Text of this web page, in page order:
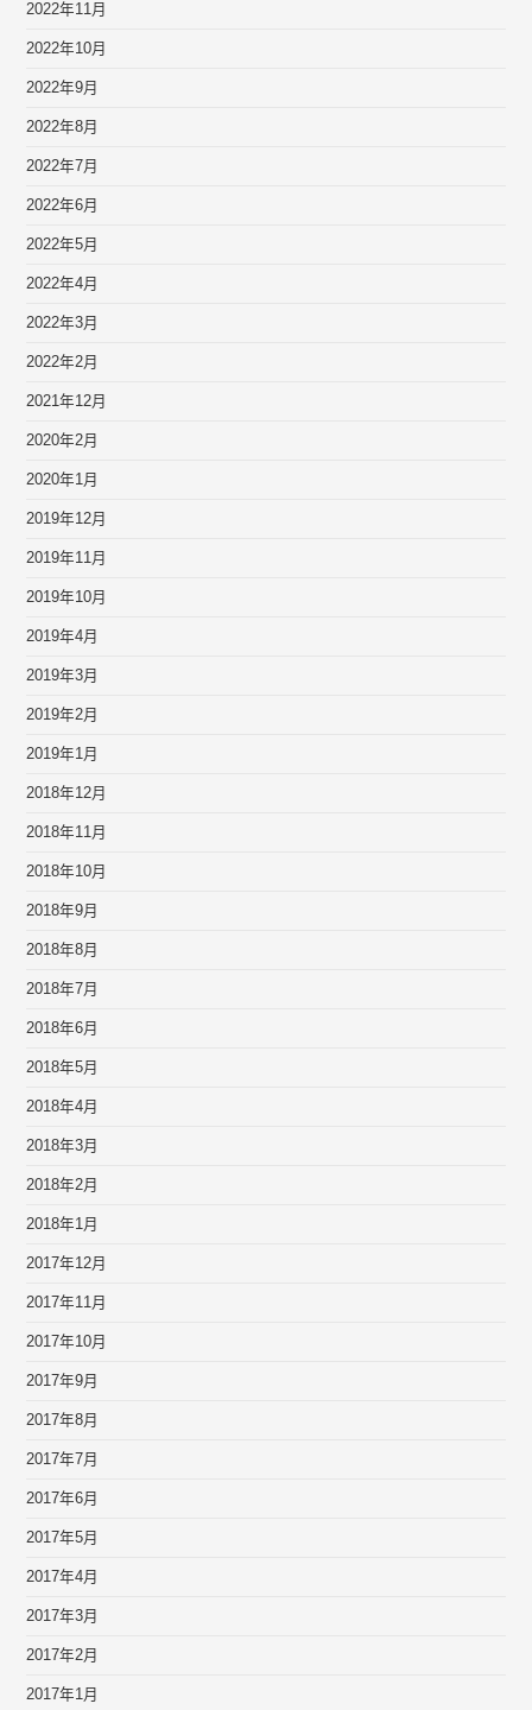
2022年11月
2022年10月
2022年9月
2022年8月
2022年7月
2022年6月
2022年5月
2022年4月
2022年3月
2022年2月
2021年12月
2020年2月
2020年1月
2019年12月
2019年11月
2019年10月
2019年4月
2019年3月
2019年2月
2019年1月
2018年12月
2018年11月
2018年10月
2018年9月
2018年8月
2018年7月
2018年6月
2018年5月
2018年4月
2018年3月
2018年2月
2018年1月
2017年12月
2017年11月
2017年10月
2017年9月
2017年8月
2017年7月
2017年6月
2017年5月
2017年4月
2017年3月
2017年2月
2017年1月